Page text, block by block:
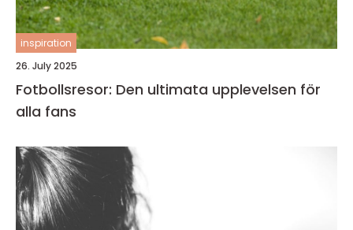
inspiration
26. July 2025
Fotbollsresor: Den ultimata upplevelsen för
alla fans